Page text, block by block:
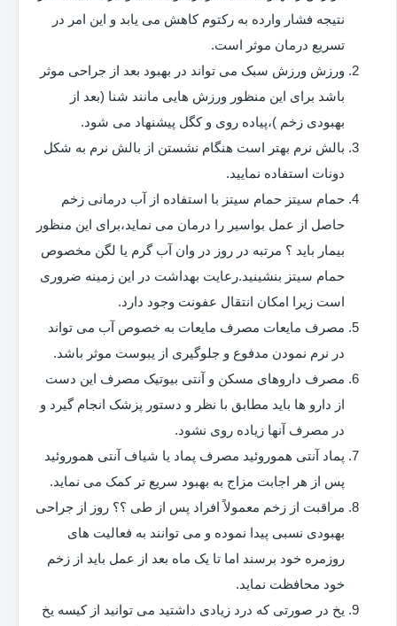
نتیجه فشار وارده به رکتوم کاهش می یابد و این امر در
تسریع درمان موثر است.
ورزش ورزش سبک می تواند در بهبود بعد از جراحی موثر
باشد برای این منظور ورزش هایی مانند شنا (بعد از
بهبودی زخم )،پیاده روی و کگل پیشنهاد می شود.
بالش نرم بهتر است هنگام نشستن از بالش نرم به شکل
دونات استفاده نمایید.
حمام سیتز حمام سیتز با استفاده از آب درمانی زخم
حاصل از عمل بواسیر را درمان می نماید،برای این منظور
بیمار باید ؟ مرتبه در روز در وان آب گرم یا لگن مخصوص
حمام سیتز بنشینید.رعایت بهداشت در این زمینه ضروری
است زیرا امکان انتقال عفونت وجود دارد.
مصرف مایعات مصرف مایعات به خصوص آب می تواند
در نرم نمودن مدفوع و جلوگیری از یبوست موثر باشد.
مصرف داروهای مسکن و آنتی بیوتیک مصرف این دست
از دارو ها باید مطابق با نظر و دستور پزشک انجام گیرد و
در مصرف آنها زیاده روی نشود.
پماد آنتی هموروئید مصرف پماد یا شیاف آنتی هموروئید
پس از هر اجابت مزاج به بهبود سریع تر کمک می نماید.
مراقبت از زخم معمولاً افراد پس از طی ؟؟ روز از جراحی
بهبودی نسبی پیدا نموده و می توانند به فعالیت های
روزمره خود برسند اما تا یک ماه بعد از عمل باید از زخم
خود محافظت نماید.
یخ در صورتی که درد زیادی داشتید می توانید از کیسه یخ